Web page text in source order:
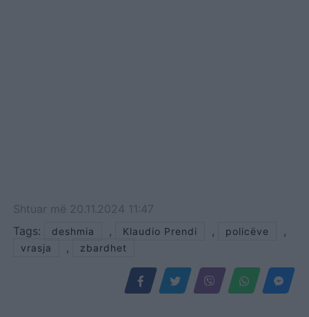
Shtuar më 20.11.2024 11:47
Tags:
deshmia , Klaudio Prendi , policëve ,
vrasja , zbardhet